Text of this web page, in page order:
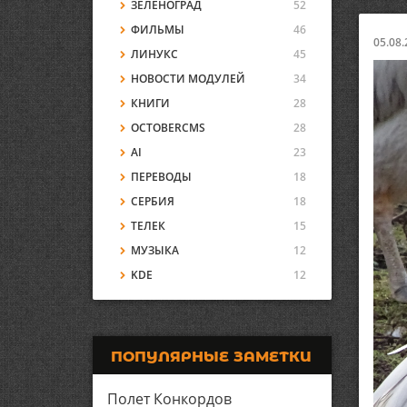
ЗЕЛЕНОГРАД
52
ФИЛЬМЫ
46
ЛИНУКС
45
НОВОСТИ МОДУЛЕЙ
34
КНИГИ
28
OCTOBERCMS
28
AI
23
ПЕРЕВОДЫ
18
СЕРБИЯ
18
ТЕЛЕК
15
МУЗЫКА
12
KDE
12
ПОПУЛЯРНЫЕ ЗАМЕТКИ
Полет Конкордов